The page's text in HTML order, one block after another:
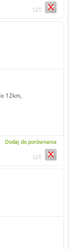
szt
12km,
Dodaj do porównania
szt